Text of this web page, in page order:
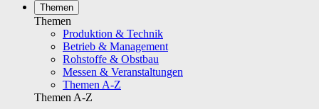
Themen
Themen
Produktion & Technik
Betrieb & Management
Rohstoffe & Obstbau
Messen & Veranstaltungen
Themen A-Z
Themen A-Z